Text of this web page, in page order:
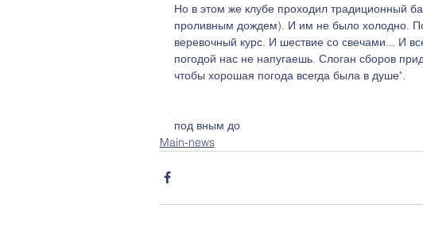
Но в этом же клубе проходил традиционный
проливным дождем). И им не было холодно.
веревочный курс. И шествие со свечами... И
погодой нас не напугаешь. Слоган сборов
чтобы хорошая погода всегда была в душе".
под вным до
Main-news